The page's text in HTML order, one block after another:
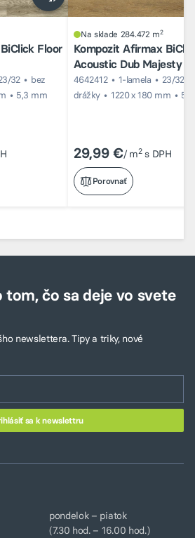
Floor
32
bez
5,3 mm
Porovnať
Na sklade 284.472 m2
Kompozit Afirmax
Acoustic Dub Majesty
4642412 1-lamela
23/32
drážky
1220 x 180 mm
29,99 €/ m2s DPH
čo sa deje vo svete
newslettera. Tipy a triky, nové
pondelok – piatok
(7.30 hod. – 16.00 hod.)